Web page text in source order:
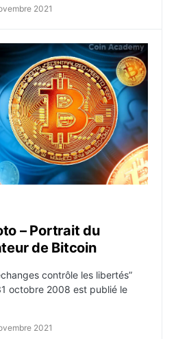
2021
Portrait du mystérieux créateur
– Portrait du
de Bitcoin
contrôle les libertés”
octobre 2008 est publié le
2021